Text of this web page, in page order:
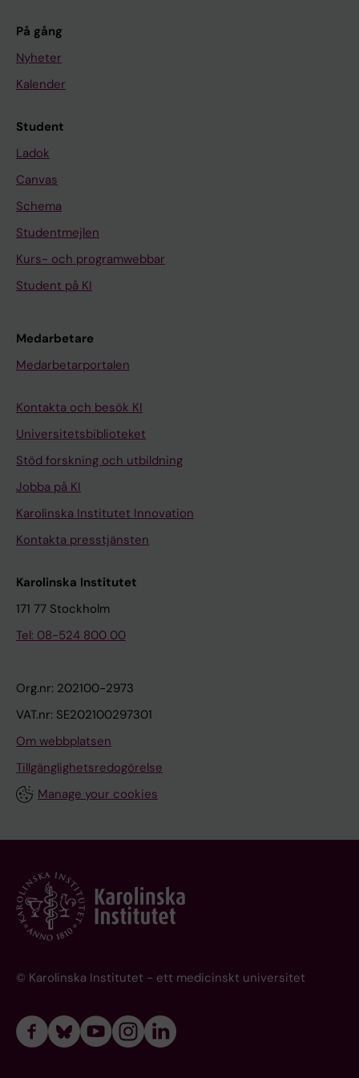
På gång
Nyheter
Kalender
Student
Ladok
Canvas
Schema
Studentmejlen
Kurs- och programwebbar
Student på KI
Medarbetare
Medarbetarportalen
Kontakta och besök KI
Universitetsbiblioteket
Stöd forskning och utbildning
Jobba på KI
Karolinska Institutet Innovation
Kontakta presstjänsten
Karolinska Institutet
171 77 Stockholm
Tel: 08-524 800 00
Org.nr: 202100-2973
VAT.nr: SE202100297301
Om webbplatsen
Tillgänglighetsredogörelse
Manage your cookies
© Karolinska Institutet - ett medicinskt universitet